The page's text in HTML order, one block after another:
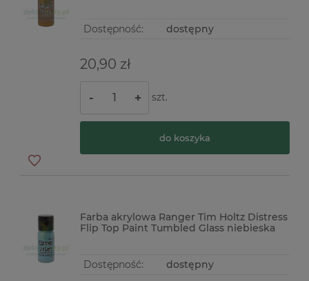
Dostępność: dostępny
20,90 zł
- + szt.
do koszyka
Farba akrylowa Ranger Tim Holtz Distress
Flip Top Paint Tumbled Glass niebieska
Dostępność: dostępny